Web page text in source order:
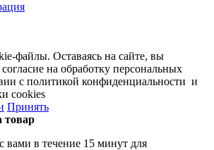
файлы. Оставаясь на сайте, вы
на обработку персональных
с политикой конфиденциальности и
cookies
Принять
товар
вами в течение 15 минут для